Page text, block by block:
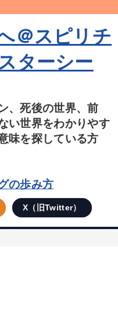
＠スピリチ
ターシー
、死後の世界、前
い世界をわかりやす
味を探している方
の歩み方
X（旧Twitter）